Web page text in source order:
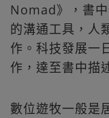
Nomad》，書
的溝通工具，人
作。科技發展一
作，達至書中描
數位遊牧一般是